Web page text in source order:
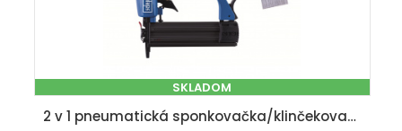
SKLADOM
2 v 1 pneumatická sponkovačka/klinčekovačka